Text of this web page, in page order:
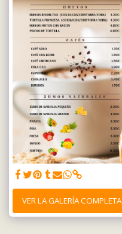
VER LA GALERÍA COMPLETA